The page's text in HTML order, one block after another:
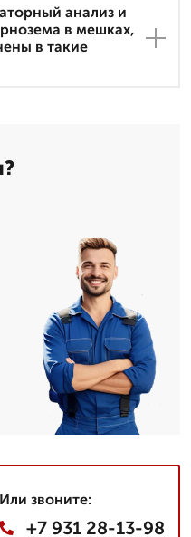
анализ и
в мешках,
в такие
Или звоните:
+7 931 28-13-98